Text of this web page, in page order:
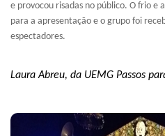
e provocou risadas no público. O frio e
para a apresentação e o grupo foi
espectadores.
Laura Abreu, da UEMG Passos